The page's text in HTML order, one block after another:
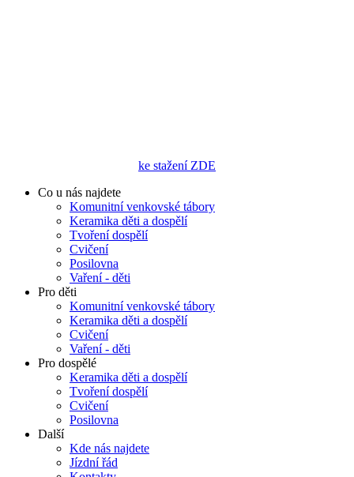
ke stažení ZDE
Co u nás najdete
Komunitní venkovské tábory
Keramika děti a dospělí
Tvoření dospělí
Cvičení
Posilovna
Vaření - děti
Pro děti
Komunitní venkovské tábory
Keramika děti a dospělí
Cvičení
Vaření - děti
Pro dospělé
Keramika děti a dospělí
Tvoření dospělí
Cvičení
Posilovna
Další
Kde nás najdete
Jízdní řád